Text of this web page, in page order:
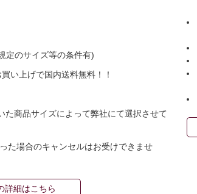
のサイズ等の条件有)
い上げで国内送料無料！！
た商品サイズによって弊社にて選択させて
た場合のキャンセルはお受けできませ
詳細はこちら